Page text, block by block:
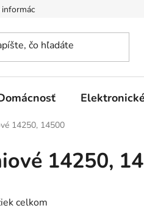
14250, 14500
14250,
celkom